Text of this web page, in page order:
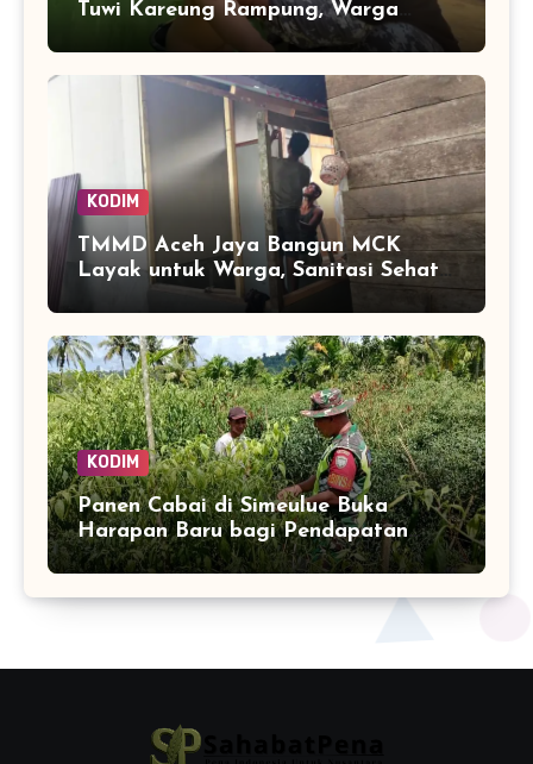
Tuwi Kareung Rampung, Warga
Sambut dengan Senyum
KODIM
TMMD Aceh Jaya Bangun MCK
Layak untuk Warga, Sanitasi Sehat
Jadi Sasaran Utama
KODIM
Panen Cabai di Simeulue Buka
Harapan Baru bagi Pendapatan
Petani Teluk Dalam